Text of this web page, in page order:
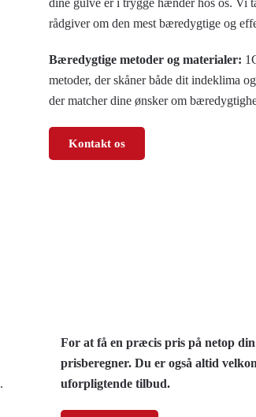
dine gulve er i trygge hænder hos os. Vi
rådgiver om den mest bæredygtige og
Bæredygtige metoder og materialer:
metoder, der skåner både dit indeklima
der matcher dine ønsker om
Kontakt os
For at få en præcis pris på netop
prisberegner. Du er også altid
uforpligtende tilbud.